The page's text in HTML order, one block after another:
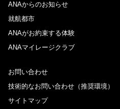
ANAからのお知らせ
就航都市
ANAがお約束する体験
ANAマイレージクラブ
お問い合わせ
技術的なお問い合わせ（推奨環境）
サイトマップ